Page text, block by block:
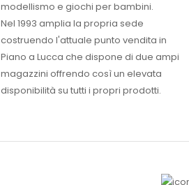
modellismo e giochi per bambini.
Nel 1993 amplia la propria sede
costruendo l'attuale punto vendita in
Piano a Lucca che dispone di due ampi
magazzini offrendo così un elevata
disponibilità su tutti i propri prodotti.